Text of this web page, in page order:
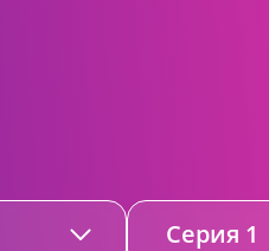
Серия 1